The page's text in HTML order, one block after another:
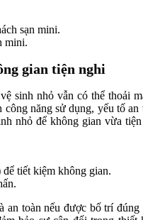
mini.
gian tiện nghi
sinh nhỏ vẫn có thể thoải
năng sử dụng, yếu tố an
nhỏ để không gian vừa
tiết kiệm không gian.
an toàn nếu được bố trí đúng